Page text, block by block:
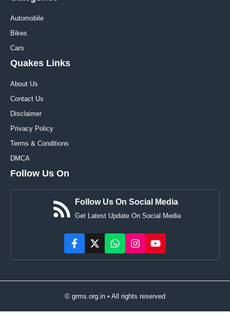
Automobile
Bikes
Cars
Quakes Links
About Us
Contact Us
Disclaimer
Privacy Policy
Terms & Conditions
DMCA
Follow Us On
Follow Us On Social Media
Get Latest Update On Social Media
© grms.org.in • All rights reserved